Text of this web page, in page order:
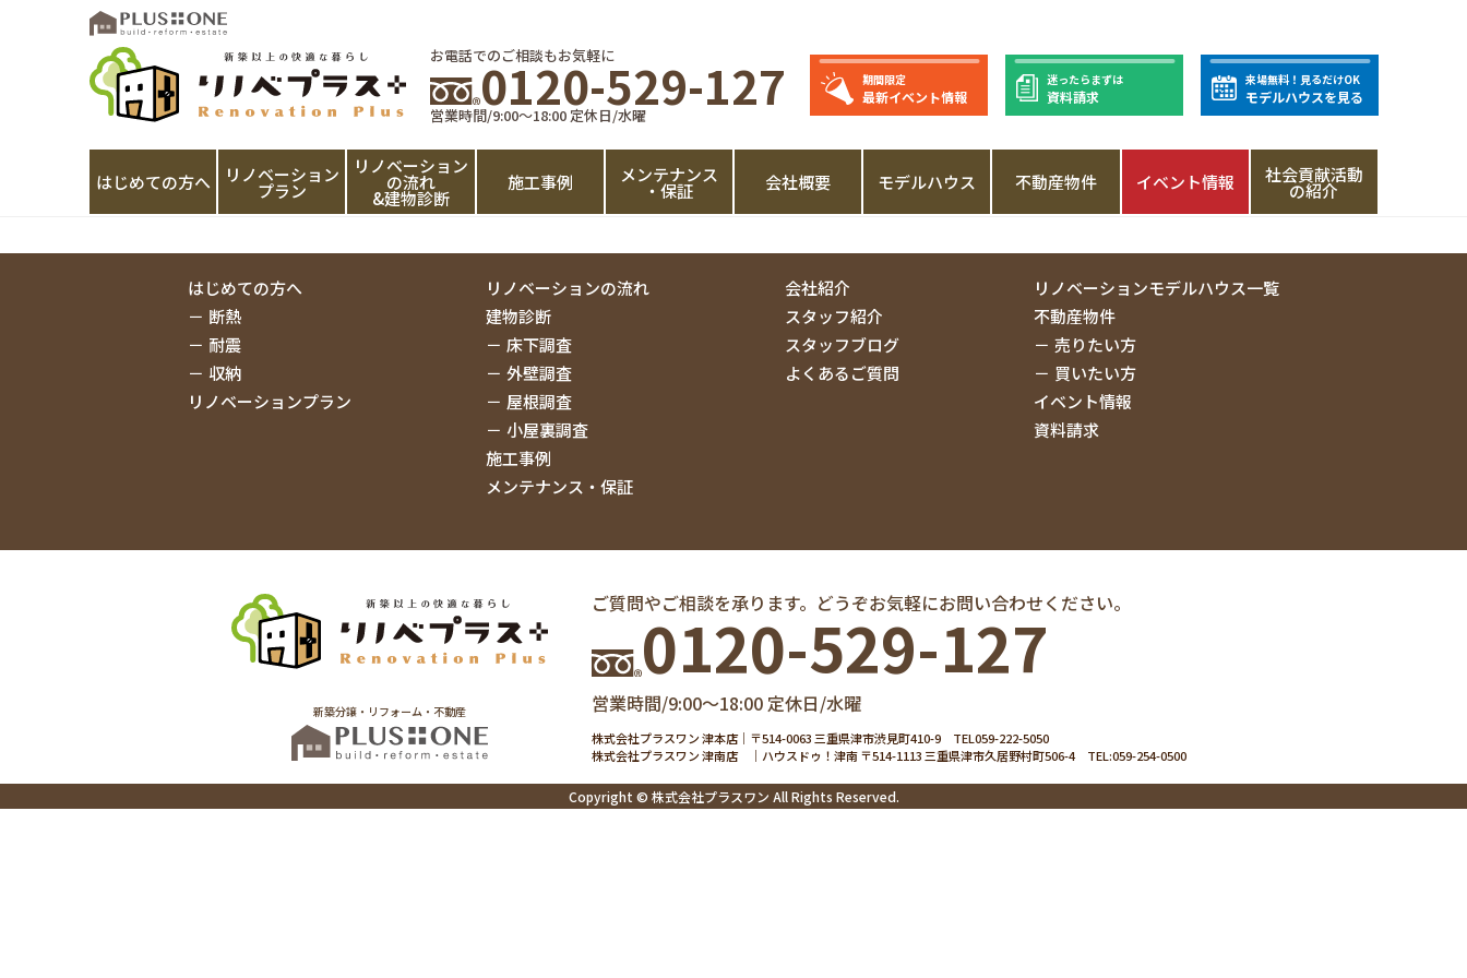
お電話でのご相談もお気軽に
0120-529-127
営業時間/9:00～18:00 定休日/水曜
期間限定
最新イベント情報
迷ったらまずは
資料請求
来場無料！見るだけOK
モデルハウスを見る
はじめての方へ リノベーション
プラン
リノベーション
の流れ
&建物診断
施工事例 メンテナンス
・保証 会社概要 モデルハウス 不動産物件 イベント情報 社会貢献活動
の紹介
はじめての方へ
断熱
耐震
収納
リノベーションプラン
リノベーションの流れ
建物診断
床下調査
外壁調査
屋根調査
小屋裏調査
施工事例
メンテナンス・保証
会社紹介
スタッフ紹介
スタッフブログ
よくあるご質問
リノベーションモデルハウス一覧
不動産物件
売りたい方
買いたい方
イベント情報
資料請求
新築分譲・リフォーム・不動産
ご質問やご相談を承ります。どうぞお気軽にお問い合わせください。
0120-529-127
営業時間/9:00～18:00 定休日/水曜
株式会社プラスワン 津本店｜ 〒514-0063 三重県津市渋見町410-9 TEL059-222-5050
株式会社プラスワン 津南店 ｜ ハウスドゥ！津南〒514-1113 三重県津市久居野村町506-4 TEL:059-254-0500
Copyright © 株式会社プラスワン All Rights Reserved.